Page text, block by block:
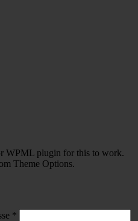
WPML plugin for this to work.
Theme Options.
*